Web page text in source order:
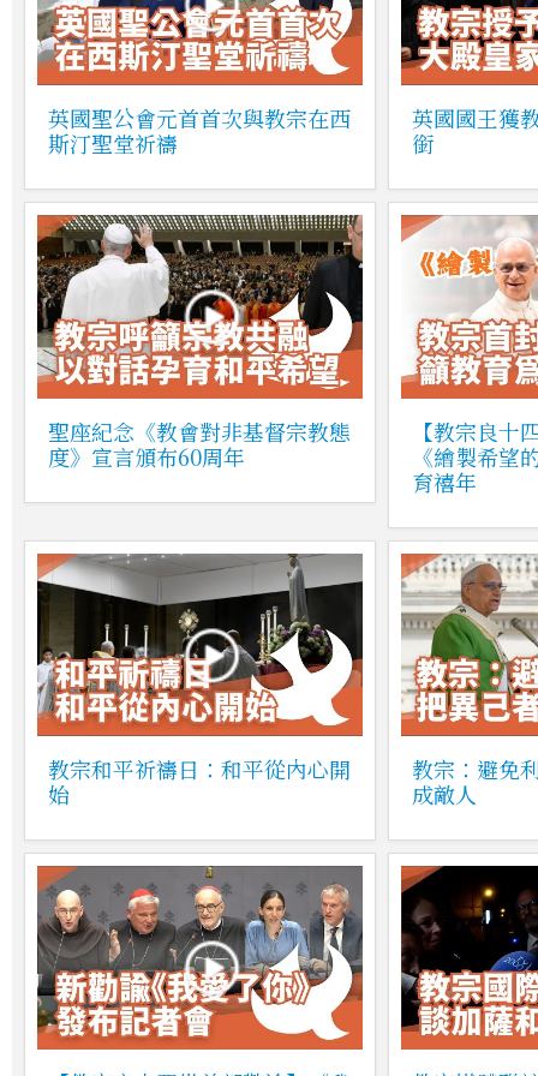
英國聖公會元首首次與教宗在西
斯汀聖堂祈禱
英國國王獲
銜
聖座紀念《教會對非基督宗教態
度》宣言頒布60周年
【教宗良十
《繪製希望
育禧年
教宗和平祈禱日：和平從內心開
始
教宗：避免
成敵人